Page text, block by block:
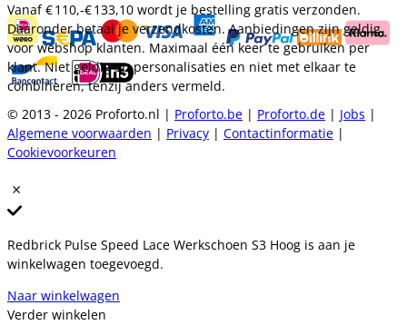
Vanaf€ 110,-€ 133,10 wordt je bestelling gratis verzonden.
Daaronder betaal je verzendkosten. Aanbiedingen zijn geldig
voor webshop klanten. Maximaal één keer te gebruiken per
klant. Niet geldig op personalisaties en niet met elkaar te
combineren, tenzij anders vermeld.
© 2013 - 2026 Proforto.nl | Proforto.be | Proforto.de | Jobs |
Algemene voorwaarden | Privacy | Contactinformatie |
Cookievoorkeuren
Redbrick Pulse Speed Lace Werkschoen S3 Hoog is aan je
winkelwagen toegevoegd.
Naar winkelwagen
Verder winkelen